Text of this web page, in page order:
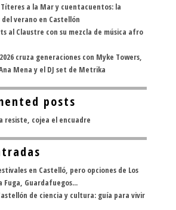
a la Mar y cuentacuentos: la
verano en Castellón
al Claustre con su mezcla de música afro
cruza generaciones con Myke Towers,
Mena y el DJ set de Metrika
posts
resiste, cojea el encuadre
en Castelló, pero opciones de Los
Fuga, Guardafuegos...
de ciencia y cultura: guía para vivir